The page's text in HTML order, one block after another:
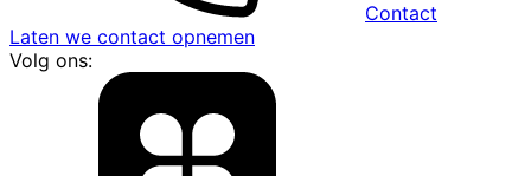
Contact
Laten we contact opnemen
Volg ons: